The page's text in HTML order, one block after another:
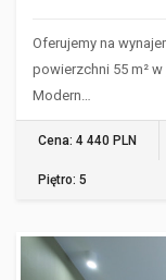
Oferujemy na
powierzchni 55 m²
Modern…
Cena: 4 440 PLN
Piętro: 5
WARSZAWA